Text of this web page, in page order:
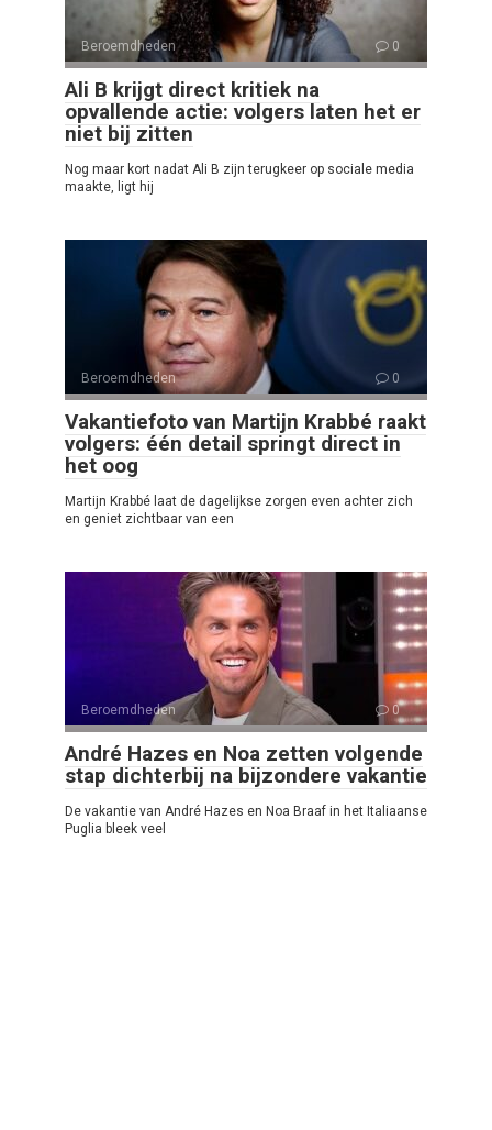
Beroemdheden 0
Ali B krijgt direct kritiek na
opvallende actie: volgers laten het er
niet bij zitten
Nog maar kort nadat Ali B zijn terugkeer op sociale media
maakte, ligt hij
Beroemdheden 0
Vakantiefoto van Martijn Krabbé raakt
volgers: één detail springt direct in
het oog
Martijn Krabbé laat de dagelijkse zorgen even achter zich
en geniet zichtbaar van een
Beroemdheden 0
André Hazes en Noa zetten volgende
stap dichterbij na bijzondere vakantie
De vakantie van André Hazes en Noa Braaf in het Italiaanse
Puglia bleek veel